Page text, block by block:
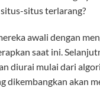
situs terlarang?
awali dengan
saat ini.
diurai mulai dari
dikembangkan akan